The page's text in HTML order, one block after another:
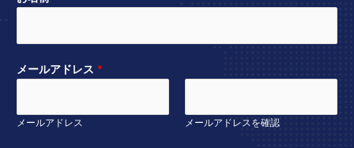
メールアドレス *
メールアドレス メールアドレスを確認